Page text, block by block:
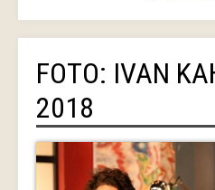
FOTO: IVAN
2018